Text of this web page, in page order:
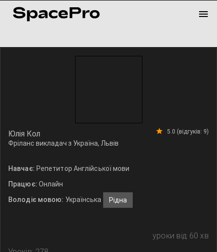
Юлія Кол
Фріланс викладач з Україна, Львів
5.0 (відгуків: 9)
Навчає: Репетитор Англійської мови
Працює: Онлайн
Володіє мовою: Українська Рідна
уроки від 60 хв